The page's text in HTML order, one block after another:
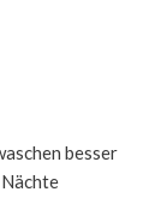
besser